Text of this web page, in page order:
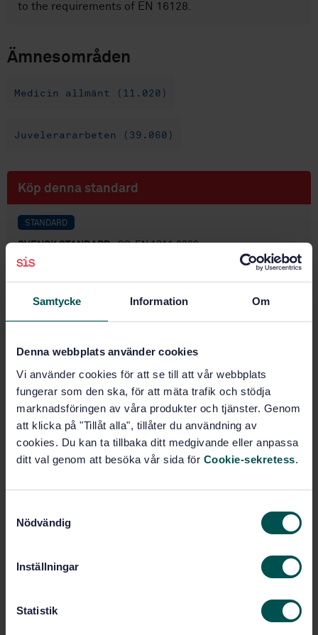
Samtycke Information Om
Denna webbplats använder cookies
Vi använder cookies för att se till att vår webbplats
fungerar som den ska, för att mäta trafik och stödja
marknadsföringen av våra produkter och tjänster. Genom
att klicka på "Tillåt alla", tillåter du användning av
cookies. Du kan ta tillbaka ditt medgivande eller anpassa
ditt val genom att besöka vår sida för Cookie-sekretess.
Nödvändig
Inställningar
Statistik
to the requirements of EN 16128.
Ämnesområden
Medicin allmänt (11.020)
Juvelerararbeten (39.060)
Köp denna standard
STANDARD
SVENSK STANDARD· SS-EN 1811:2023
Referensprovningsmetod för kontroll av frisättning av
komma i direkt och långvarig kontakt med huden
Pris:1 257 SEK
PDF
Lägg i varukorgen
Fler alternativ
Produktinformation
Språk:
skönhetstjänster och estetiska ingrepp,
SIS/TK 495
for release of nickel from all post